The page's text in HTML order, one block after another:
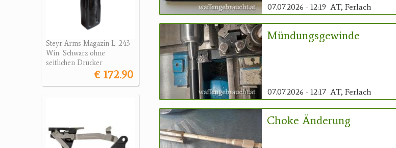
Steyr Arms Magazin L .243
Win. Schwarz ohne
seitlichen Drücker
€ 172.90
07.07.2026 - 12:19 AT, Ferlach
Mündungsgewinde
07.07.2026 - 12:17 AT, Ferlach
Choke Änderung